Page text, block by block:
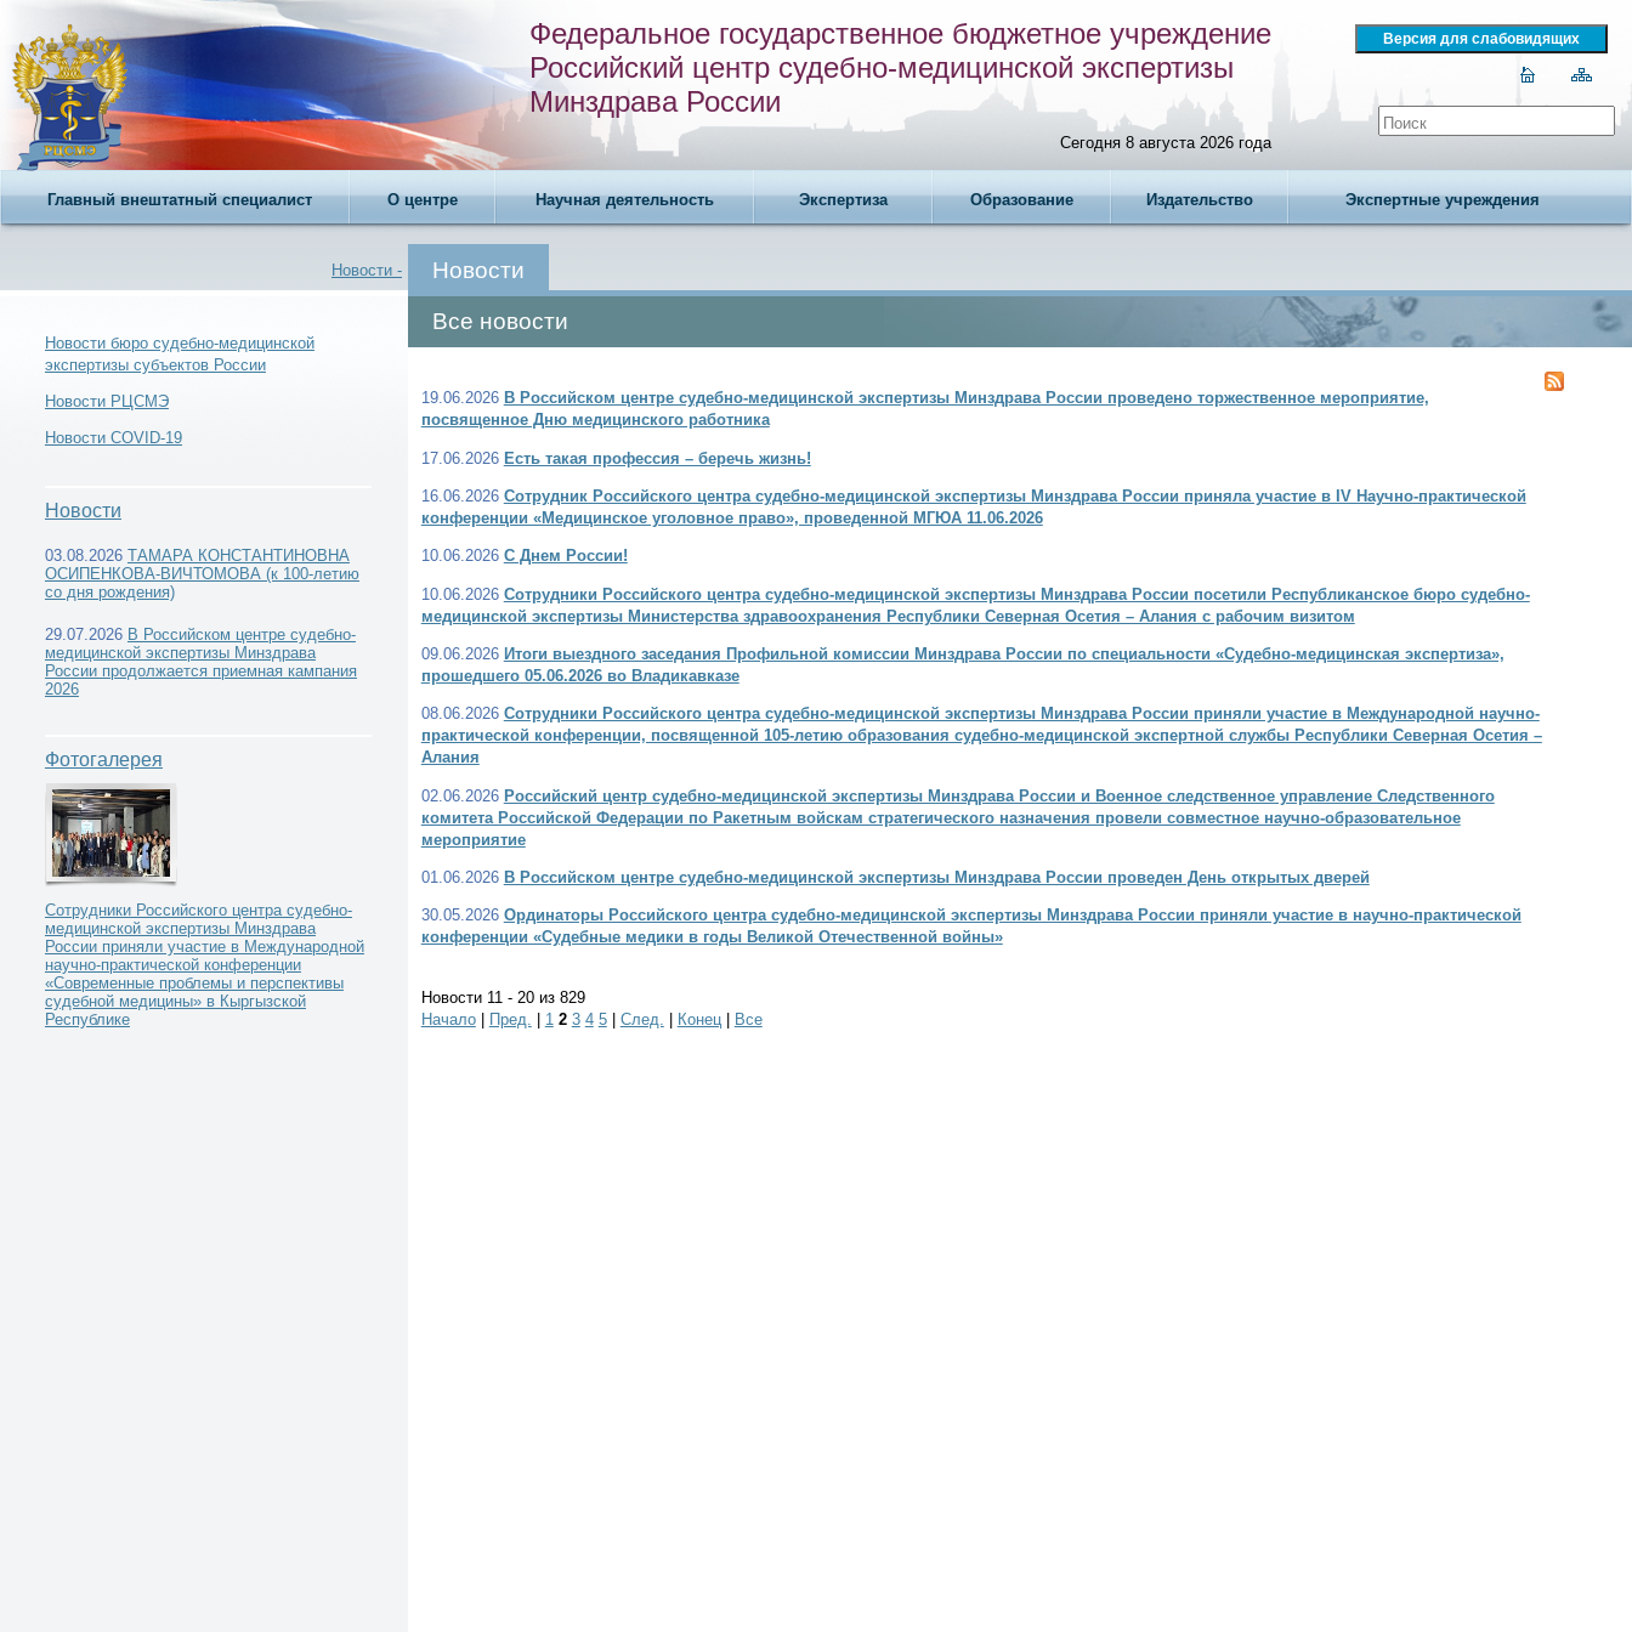
Федеральное государственное бюджетное учреждение
Российский центр судебно-медицинской экспертизы
Минздрава России
Сегодня 8 августа 2026 года
Главный внештатный специалист О центре Научная деятельность Экспертиза Образование Издательство Экспертные учреждения
Новости - Новости
Новости бюро судебно-медицинской
экспертизы субъектов России
Новости РЦСМЭ
Новости COVID-19
Новости
03.08.2026 ТАМАРА КОНСТАНТИНОВНА
ОСИПЕНКОВА-ВИЧТОМОВА (к 100-летию
со дня рождения)
29.07.2026 В Российском центре судебно-
медицинской экспертизы Минздрава
России продолжается приемная кампания
2026
Фотогалерея
Сотрудники Российского центра судебно-
медицинской экспертизы Минздрава
России приняли участие в Международной
научно-практической конференции
«Современные проблемы и перспективы
судебной медицины» в Кыргызской
Республике
Все новости
19.06.2026 В Российском центре судебно-медицинской экспертизы Минздрава России проведено торжественное мероприятие,
посвященное Дню медицинского работника
17.06.2026 Есть такая профессия – беречь жизнь!
16.06.2026 Сотрудник Российского центра судебно-медицинской экспертизы Минздрава России приняла участие в IV Научно-практической
конференции «Медицинское уголовное право», проведенной МГЮА 11.06.2026
10.06.2026 С Днем России!
10.06.2026 Сотрудники Российского центра судебно-медицинской экспертизы Минздрава России посетили Республиканское бюро судебно-
медицинской экспертизы Министерства здравоохранения Республики Северная Осетия – Алания с рабочим визитом
09.06.2026 Итоги выездного заседания Профильной комиссии Минздрава России по специальности «Судебно-медицинская экспертиза»,
прошедшего 05.06.2026 во Владикавказе
08.06.2026 Сотрудники Российского центра судебно-медицинской экспертизы Минздрава России приняли участие в Международной научно-
практической конференции, посвященной 105-летию образования судебно-медицинской экспертной службы Республики Северная Осетия –
Алания
02.06.2026 Российский центр судебно-медицинской экспертизы Минздрава России и Военное следственное управление Следственного
комитета Российской Федерации по Ракетным войскам стратегического назначения провели совместное научно-образовательное
мероприятие
01.06.2026 В Российском центре судебно-медицинской экспертизы Минздрава России проведен День открытых дверей
30.05.2026 Ординаторы Российского центра судебно-медицинской экспертизы Минздрава России приняли участие в научно-практической
конференции «Судебные медики в годы Великой Отечественной войны»
Новости 11 - 20 из 829
Начало| Пред. | 1 2 3 4 5| След. | Конец | Все